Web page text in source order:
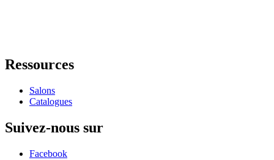
Ressources
Salons
Catalogues
Suivez-nous sur
Facebook